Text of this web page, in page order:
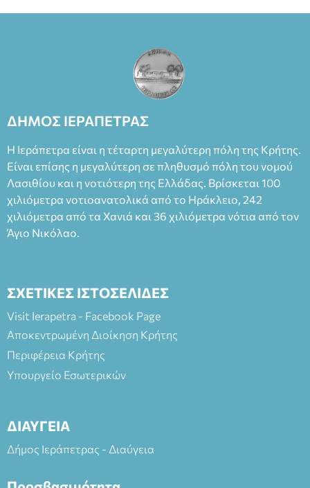
ΔΗΜΟΣ ΙΕΡΑΠΕΤΡΑΣ
Η Ιεράπετρα είναι η τέταρτη μεγαλύτερη πόλη της Κρήτης.
Είναι επίσης η μεγαλύτερη σε πληθυσμό πόλη του νομού
Λασιθίου και η νοτιότερη της Ελλάδας. Βρίσκεται 100
χιλιόμετρα νοτιοανατολικά από το Ηράκλειο, 242
χιλιόμετρα από τα Χανιά και 36 χιλιόμετρα νότια από τον
Άγιο Νικόλαο.
ΣΧΕΤΙΚΕΣ ΙΣΤΟΣΕΛΙΔΕΣ
Visit Ierapetra - Facebook Page
Αποκεντρωμένη Διοίκηση Κρήτης
Περιφέρεια Κρήτης
Υπουργείο Εσωτερικών
ΔΙΑΥΓΕΙΑ
Δήμος Ιεράπετρας - Διαύγεια